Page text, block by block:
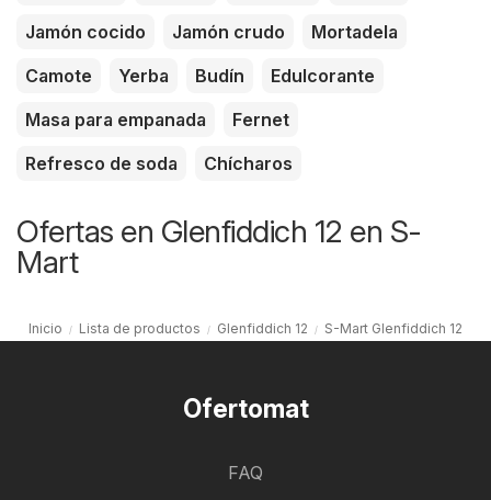
Jamón cocido
Jamón crudo
Mortadela
Camote
Yerba Budín
Edulcorante
Masa para empanada
Fernet
Refresco de soda
Chícharos
Ofertas en Glenfiddich 12 en S-
Mart
Inicio Lista de productos Glenfiddich 12 S-Mart Glenfiddich 12
Ofertomat
FAQ